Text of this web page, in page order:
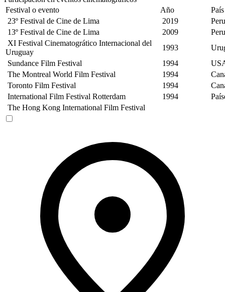
Festival o evento
Año
País
23º Festival de Cine de Lima
2019
Peru
13º Festival de Cine de Lima
2009
Peru
XI Festival Cinematogrático Internacional del
Uruguay
1993
Sundance Film Festival
1994
The Montreal World Film Festival
1994
Toronto Film Festival
1994
International Film Festival Rotterdam
1994
The Hong Kong International Film Festival